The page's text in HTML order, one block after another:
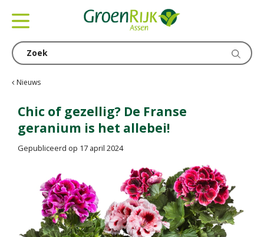
Nieuws
Chic of gezellig? De Franse
geranium is het allebei!
Gepubliceerd op 17 april 2024